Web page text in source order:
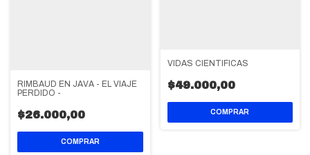
RIMBAUD EN JAVA - EL VIAJE
PERDIDO -
$26.000,00
VIDAS CIENTIFICAS
$49.000,00